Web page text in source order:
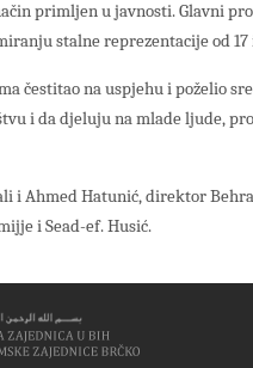
primljen u javnosti. Glavni
stalne reprezentacije od 17
čestitao na uspjehu i poželio
i da djeluju na mlade ljude,
i Ahmed Hatunić, direktor
i Sead-ef. Husić.